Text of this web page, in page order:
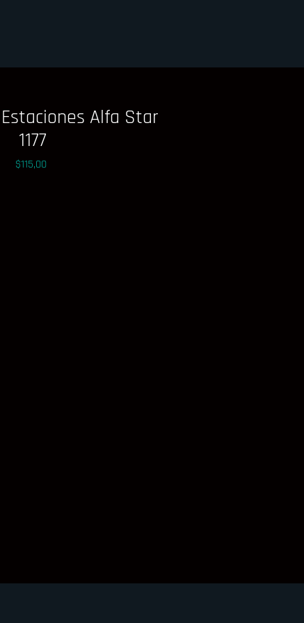
Alfa Star
1177
$115,00Precio